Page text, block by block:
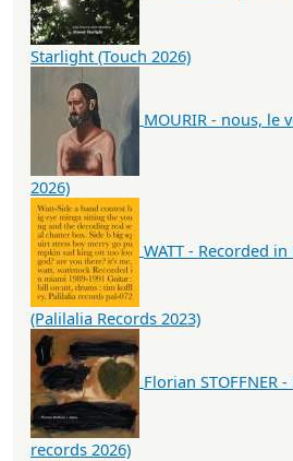
Starlight (Touch 2026)
MOURIR - nous, le
2026)
WATT - Recorded
(Palilalia Records 2023)
Florian STOFFNER
records 2026)